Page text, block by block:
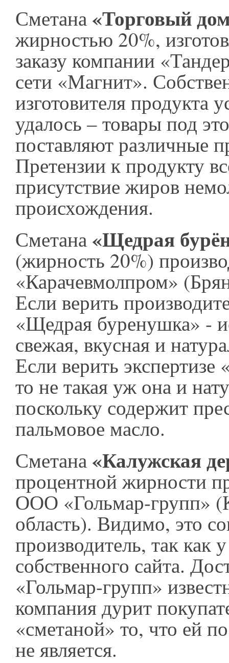
Сметана «Торговый
жирностью 20%,
заказу компании
сети «Магнит».
изготовителя продукта
удалось – товары под
поставляют различные
Претензии к продукту
присутствие жиров
происхождения.
Сметана «Щедрая
(жирность 20%)
«Карачевмолпром»
Если верить
«Щедрая буренушка» -
свежая, вкусная и
Если верить
то не такая уж она и
поскольку содержит
пальмовое масло.
Сметана «Калужская
процентной жирности
ООО «Гольмар-групп»
область). Видимо, это
производитель, так как
собственного сайта.
«Гольмар-групп»
компания дурит
«сметаной» то, что ей
не является.